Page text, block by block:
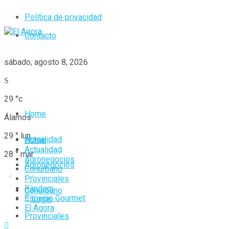
Política de privacidad
Contacto
sábado, agosto 8, 2026
29 °c
Álamos
29 ° lun
28 ° mar
Login
Home
Actualidad
Agronegocios
Conurbano
Provinciales
Home
Actualidad
Agronegocios
Conurbano
Provinciales
Random
Espacio Gourmet
El Agora